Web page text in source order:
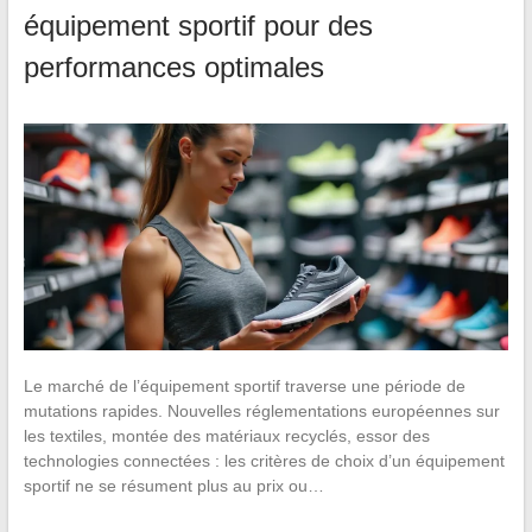
équipement sportif pour des
performances optimales
Le marché de l’équipement sportif traverse une période de
mutations rapides. Nouvelles réglementations européennes sur
les textiles, montée des matériaux recyclés, essor des
technologies connectées : les critères de choix d’un équipement
sportif ne se résument plus au prix ou…